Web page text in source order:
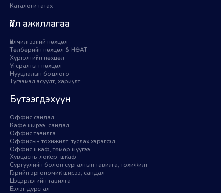
Каталоги татах
Үйл ажиллагаа
Үйлчилгээний нөхцөл
Төлбөрийн нөхцөл & НӨАТ
Хүргэлтийн нөхцөл
Угсралтын нөхцөл
Нууцлалын бодлого
Түгээмэл асуулт, хариулт
Бүтээгдэхүүн
Оффис сандал
Кафе ширээ, сандал
Оффис тавилга
Оффисын тохижилт, туслах хэрэгсэл
Оффис шкаф, төмөр шүүгээ
Хувцасны локер, шкаф
Сургуулийн болон сургалтын тавилга, тохижилт
Гэрийн эргономик ширээ, сандал
Цэцэрлэгийн тавилга
Бэлэг дурсгал